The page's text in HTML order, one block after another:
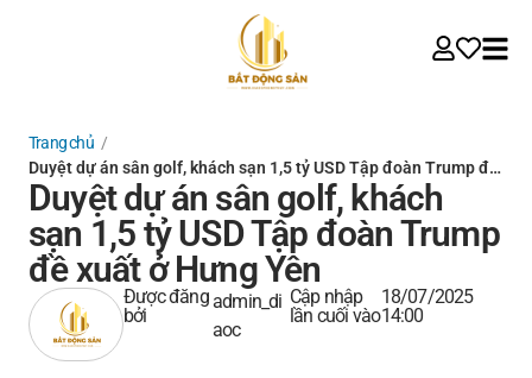
Trang chủ /
Duyệt dự án sân golf, khách sạn 1,5 tỷ USD Tập đoàn Trump đ…
Duyệt dự án sân golf, khách
sạn 1,5 tỷ USD Tập đoàn Trump
đề xuất ở Hưng Yên
Được đăng
bởi
admin_di
aoc
Cập nhập
lần cuối vào
18/07/2025
14:00